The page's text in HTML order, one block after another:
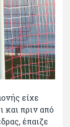
είχε
και πριν από
έπαιζε